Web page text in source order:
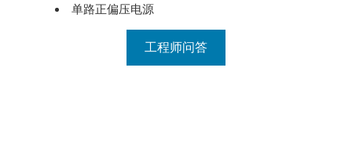
单路正偏压电源
工程师问答